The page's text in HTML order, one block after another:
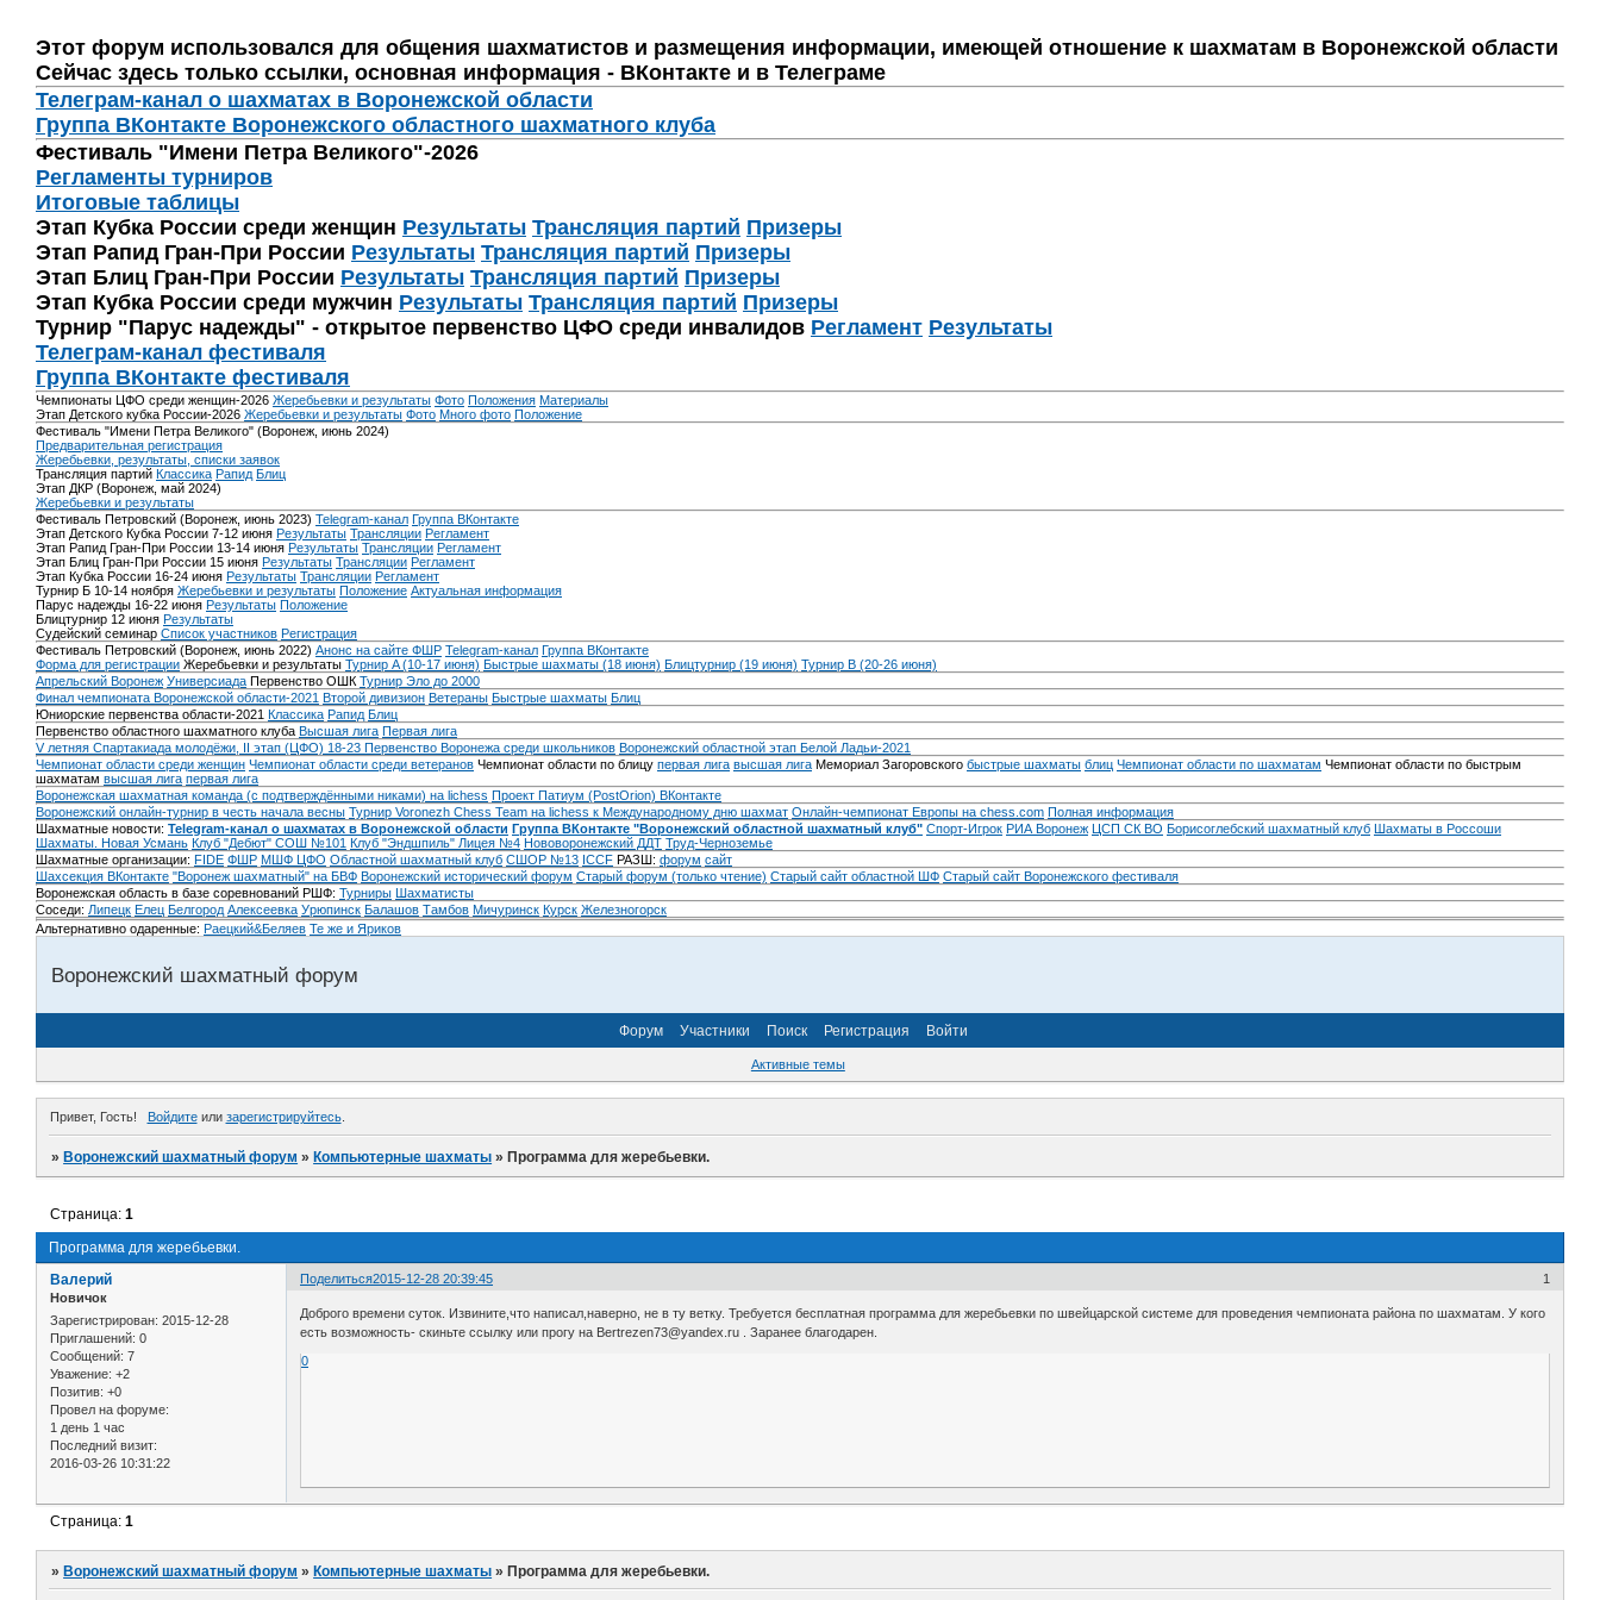
Этот форум использовался для общения шахматистов и размещения информации, имеющей отношение к шахматам в Воронежской области
Сейчас здесь только ссылки, основная информация - ВКонтакте и в Телеграме
Телеграм-канал о шахматах в Воронежской области
Группа ВКонтакте Воронежского областного шахматного клуба
Фестиваль "Имени Петра Великого"-2026
Регламенты турниров
Итоговые таблицы
Этап Кубка России среди женщин Результаты Трансляция партий Призеры
Этап Рапид Гран-При России Результаты Трансляция партий Призеры
Этап Блиц Гран-При России Результаты Трансляция партий Призеры
Этап Кубка России среди мужчин Результаты Трансляция партий Призеры
Турнир "Парус надежды" - открытое первенство ЦФО среди инвалидов Регламент Результаты
Телеграм-канал фестиваля
Группа ВКонтакте фестиваля
Чемпионаты ЦФО среди женщин-2026 Жеребьевки и результаты Фото Положения Материалы
Этап Детского кубка России-2026 Жеребьевки и результаты Фото Много фото Положение
Фестиваль "Имени Петра Великого" (Воронеж, июнь 2024)
Предварительная регистрация
Жеребьевки, результаты, списки заявок
Трансляция партий Классика Рапид Блиц
Этап ДКР (Воронеж, май 2024)
Жеребьевки и результаты
Фестиваль Петровский (Воронеж, июнь 2023) Telegram-канал Группа ВКонтакте
Этап Детского Кубка России 7-12 июня Результаты Трансляции Регламент
Этап Рапид Гран-При России 13-14 июня Результаты Трансляции Регламент
Этап Блиц Гран-При России 15 июня Результаты Трансляции Регламент
Этап Кубка России 16-24 июня Результаты Трансляции Регламент
Турнир Б 10-14 ноября Жеребьевки и результаты Положение Актуальная информация
Парус надежды 16-22 июня Результаты Положение
Блицтурнир 12 июня Результаты
Судейский семинар Список участников Регистрация
Фестиваль Петровский (Воронеж, июнь 2022) Анонс на сайте ФШР Telegram-канал Группа ВКонтакте
Форма для регистрации Жеребьевки и результаты Турнир A (10-17 июня) Быстрые шахматы (18 июня) Блицтурнир (19 июня) Турнир B (20-26 июня)
Апрельский Воронеж Универсиада Первенство ОШК Турнир Эло до 2000
Финал чемпионата Воронежской области-2021 Второй дивизион Ветераны Быстрые шахматы Блиц
Юниорские первенства области-2021 Классика Рапид Блиц
Первенство областного шахматного клуба Высшая лига Первая лига
V летняя Спартакиада молодёжи, II этап (ЦФО) 18-23 Первенство Воронежа среди школьников Воронежский областной этап Белой Ладьи-2021
Чемпионат области среди женщин Чемпионат области среди ветеранов Чемпионат области по блицу первая лига высшая лига Мемориал Загоровского быстрые шахматы блиц Чемпионат области по шахматам Чемпионат области по быстрым
шахматам высшая лига первая лига
Воронежская шахматная команда (с подтверждёнными никами) на lichess Проект Патиум (PostOrion) ВКонтакте
Воронежский онлайн-турнир в честь начала весны Турнир Voronezh Chess Team на lichess к Международному дню шахмат Онлайн-чемпионат Европы на chess.com Полная информация
Шахматные новости: Telegram-канал о шахматах в Воронежской области Группа ВКонтакте "Воронежский областной шахматный клуб" Спорт-Игрок РИА Воронеж ЦСП СК ВО Борисоглебский шахматный клуб Шахматы в Россоши
Шахматы. Новая Усмань Клуб "Дебют" СОШ №101 Клуб "Эндшпиль" Лицея №4 Нововоронежский ДДТ Труд-Черноземье
Шахматные организации: FIDE ФШР МШФ ЦФО Областной шахматный клуб СШОР №13 ICCF РАЗШ: форум сайт
Шахсекция ВКонтакте "Воронеж шахматный" на БВФ Воронежский исторический форум Cтарый форум (только чтение) Старый сайт областной ШФ Старый сайт Воронежского фестиваля
Воронежская область в базе соревнований РШФ: Турниры Шахматисты
Соседи: Липецк Елец Белгород Алексеевка Урюпинск Балашов Тамбов Мичуринск Курск Железногорск
Альтернативно одаренные: Раецкий&Беляев Те же и Яриков
Воронежский шахматный форум
Форум Участники Поиск Регистрация Войти
Активные темы
Привет, Гость! Войдитеили зарегистрируйтесь.
»Воронежский шахматный форум »Компьютерные шахматы »Программа для жеребьевки.
Программа для жеребьевки.
Страница:1
Поделиться 1
2015-12-28 20:39:45
Валерий
Новичок
Зарегистрирован: 2015-12-28
Приглашений: 0
Сообщений: 7
Уважение: +2
Позитив: +0
Провел на форуме:
1 день 1 час
Последний визит:
2016-03-26 10:31:22
Доброго времени суток. Извините,что написал,наверно, не в ту ветку. Требуется бесплатная программа для жеребьевки по швейцарской системе для проведения чемпионата района по шахматам. У кого
есть возможность- скиньте ссылку или прогу на Bertrezen73@yandex.ru . Заранее благодарен.
0
Страница:1
»Воронежский шахматный форум »Компьютерные шахматы »Программа для жеребьевки.